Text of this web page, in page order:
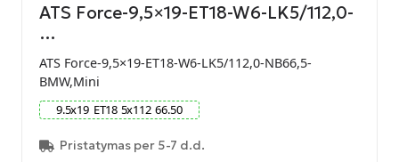
ATS Force-9,5×19-ET18-W6-LK5/112,0-
…
ATS Force-9,5×19-ET18-W6-LK5/112,0-NB66,5-
BMW,Mini
9.5x19 ET18 5x112 66.50
Pristatymas per 5-7 d.d.